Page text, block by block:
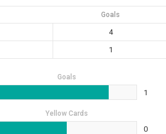
Goals
4
1
Goals
1
Yellow Cards
0